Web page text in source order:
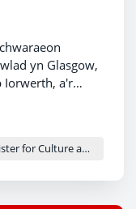
yn Glasgow,
Iorwerth, a'r
iddyn nhw
Trefnydd, Chief Whip and Cabinet Minister for Culture and Sport - Heledd Fychan